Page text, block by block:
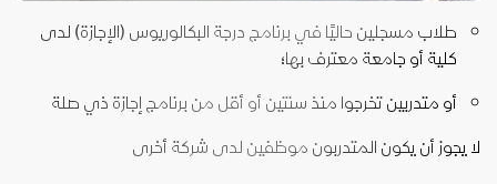
طلاب مسجلين حاليًا في برنامج درجة البكالوريوس (الإجازة) لدى
كلية أو جامعة معترف بها؛
أو متدربين تخرجوا منذ سنتين أو أقل من برنامج إجازة ذي صلة
لا يجوز أن يكون المتدربون موظفين لدى شركة أخرى